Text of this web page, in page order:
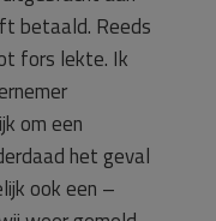
betaald. Reeds
fors lekte. Ik
om een
het geval
ook een –